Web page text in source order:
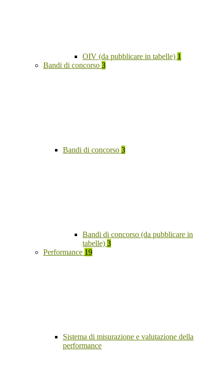
OIV (da pubblicare in tabelle) 1
Bandi di concorso 3
Bandi di concorso 3
Bandi di concorso (da pubblicare in
tabelle) 3
Performance 19
Sistema di misurazione e valutazione della
performance